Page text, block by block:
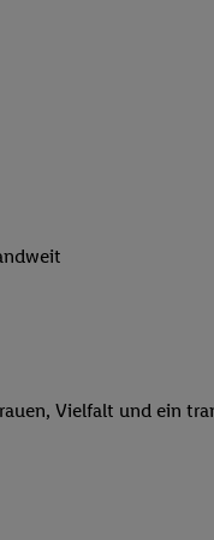
Vielfalt und ein
Utiq erstellt. Wir
wiedererkannt
können. Sie
Durch einen